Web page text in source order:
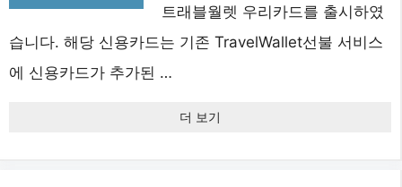
트래블월렛 우리카드를 출시하였
습니다. 해당 신용카드는 기존 TravelWallet선불 서비스
에 신용카드가 추가된 …
더 보기